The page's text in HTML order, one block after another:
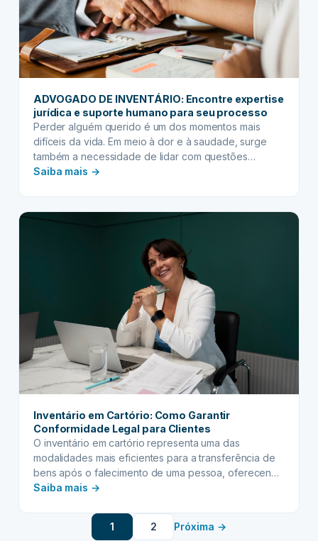
ADVOGADO DE INVENTÁRIO: Encontre expertise
jurídica e suporte humano para seu processo
Perder alguém querido é um dos momentos mais
difíceis da vida. Em meio à dor e à saudade, surge
também a necessidade de lidar com questões
práticas, como a organização do inventário. Este
o apoio do profissional certo. É aqui que…
Saiba mais →:
expertise
suporte
humano
para
seu
processo
Inventário em Cartório: Como Garantir
Conformidade Legal para Clientes
O inventário em cartório representa uma das
modalidades mais eficientes para a transferência de
bens após o falecimento de uma pessoa, oferecendo
agilidade e economia em comparação aos processos
tem se tornado cada vez mais popular entre as
famílias brasileiras que buscam resolver questões
Saiba mais →:
Cartório:
1 2 Próxima →